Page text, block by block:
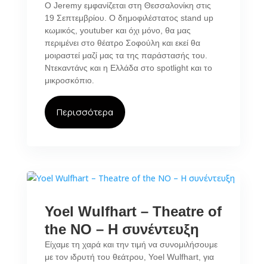
O Jeremy εμφανίζεται στη Θεσσαλονίκη στις
19 Σεπτεμβρίου. Ο δημοφιλέστατος stand up
κωμικός, youtuber και όχι μόνο, θα μας
περιμένει στο θέατρο Σοφούλη και εκεί θα
μοιραστεί μαζί μας τα της παράστασής του.
Ντεκαντάνς και η Ελλάδα στο spotlight και το
μικροσκόπιο.
Περισσότερα
Yoel Wulfhart – Theatre of
the NO – Η συνέντευξη
Είχαμε τη χαρά και την τιμή να συνομιλήσουμε
με τον ιδρυτή του θεάτρου, Yoel Wulfhart, για